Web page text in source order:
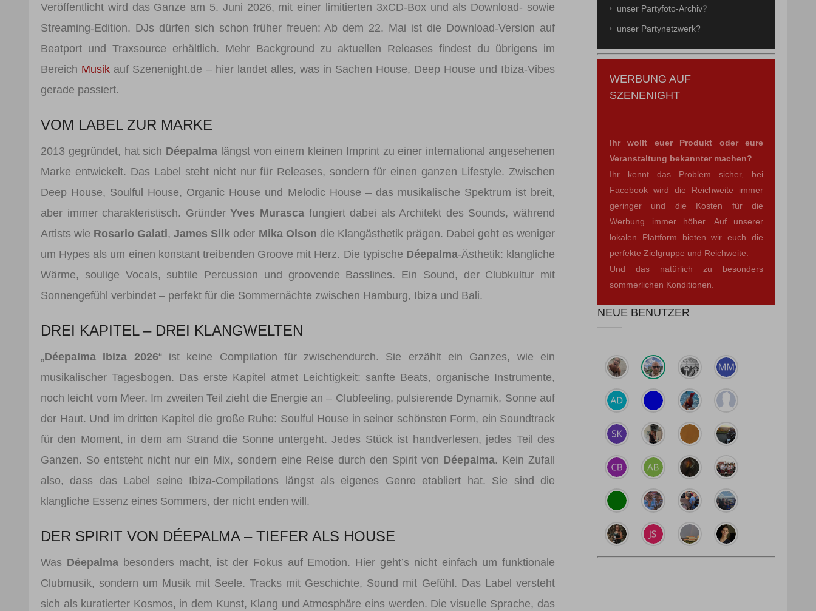
Veröffentlicht wird das Ganze am 5. Juni 2026, mit einer limitierten 3xCD-Box und als Download- sowie
Streaming-Edition. DJs dürfen sich schon früher freuen: Ab dem 22. Mai ist die Download-Version auf
Beatport und Traxsource erhältlich. Mehr Background zu aktuellen Releases findest du übrigens im
Bereich Musik auf Szenenight.de – hier landet alles, was in Sachen House, Deep House und Ibiza-Vibes
gerade passiert.
VOM LABEL ZUR MARKE
2013 gegründet, hat sich Déepalma längst von einem kleinen Imprint zu einer international angesehenen
Marke entwickelt. Das Label steht nicht nur für Releases, sondern für einen ganzen Lifestyle. Zwischen
Deep House, Soulful House, Organic House und Melodic House – das musikalische Spektrum ist breit,
aber immer charakteristisch. GründerYves Murascafungiert dabei als Architekt des Sounds, während
Artists wie Rosario Galati,James Silk oder Mika Olson die Klangästhetik prägen. Dabei geht es weniger
um Hypes als um einen konstant treibenden Groove mit Herz. Die typische Déepalma-Ästhetik: klangliche
Wärme, soulige Vocals, subtile Percussion und groovende Basslines. Ein Sound, der Clubkultur mit
Sonnengefühl verbindet – perfekt für die Sommernächte zwischen Hamburg, Ibiza und Bali.
DREI KAPITEL – DREI KLANGWELTEN
„Déepalma Ibiza 2026“ ist keine Compilation für zwischendurch. Sie erzählt ein Ganzes, wie ein
musikalischer Tagesbogen. Das erste Kapitel atmet Leichtigkeit: sanfte Beats, organische Instrumente,
noch leicht vom Meer. Im zweiten Teil zieht die Energie an – Clubfeeling, pulsierende Dynamik, Sonne auf
der Haut. Und im dritten Kapitel die große Ruhe: Soulful House in seiner schönsten Form, ein Soundtrack
für den Moment, in dem am Strand die Sonne untergeht. Jedes Stück ist handverlesen, jedes Teil des
Ganzen. So entsteht nicht nur ein Mix, sondern eine Reise durch den Spirit von Déepalma. Kein Zufall
also, dass das Label seine Ibiza-Compilations längst als eigenes Genre etabliert hat. Sie sind die
klangliche Essenz eines Sommers, der nicht enden will.
DER SPIRIT VON DÉEPALMA – TIEFER ALS HOUSE
Was Déepalmabesonders macht, ist der Fokus auf Emotion. Hier geht’s nicht einfach um funktionale
Clubmusik, sondern um Musik mit Seele. Tracks mit Geschichte, Sound mit Gefühl. Das Label versteht
sich als kuratierter Kosmos, in dem Kunst, Klang und Atmosphäre eins werden. Die visuelle Sprache, das
unser Partyfoto-Archiv?
unser Partynetzwerk?
WERBUNG AUF
SZENENIGHT
Ihr wollt euer Produkt oder eure
Veranstaltung bekannter machen?
Ihr kennt das Problem sicher, bei
Facebook wird die Reichweite immer
geringer und die Kosten für die
Werbung immer höher. Auf unserer
lokalen Plattform bieten wir euch die
perfekte Zielgruppe und Reichweite.
Und das natürlich zu besonders
sommerlichen Konditionen.
NEUE BENUTZER